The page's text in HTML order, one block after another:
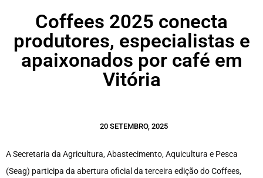
Coffees 2025 conecta
produtores, especialistas e
apaixonados por café em
Vitória
20 SETEMBRO, 2025
A Secretaria da Agricultura, Abastecimento, Aquicultura e Pesca
(Seag) participa da abertura oficial da terceira edição do Coffees,